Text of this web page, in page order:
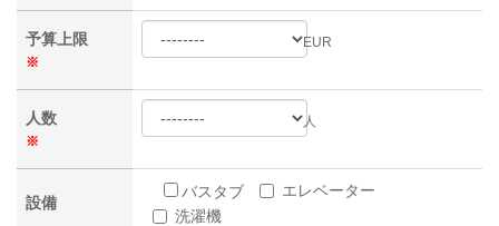
予算上限
※
EUR
人数
※
人
設備
バスタブ
エレベーター
洗濯機